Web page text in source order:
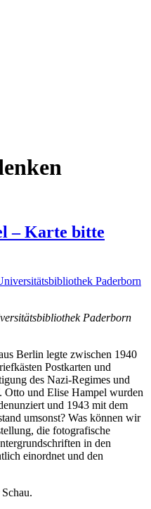
– Karte bitte
Paderborn
Berlin legte zwischen 1940
Postkarten und
des Nazi-Regimes und
Otto und Elise Hampel wurden
und 1943 mit dem
umsonst? Was können wir
die fotografische
in den
einordnet und den